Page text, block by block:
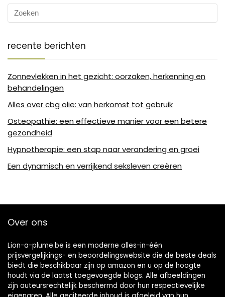
recente berichten
Zonnevlekken in het gezicht: oorzaken, herkenning en
behandelingen
Alles over cbg olie: van herkomst tot gebruik
Osteopathie: een effectieve manier voor een betere
gezondheid
Hypnotherapie: een stap naar verandering en groei
Een dynamisch en verrijkend seksleven creëren
Over ons
Lion-a-plume.be is een moderne alles-in-één
prijsvergelijkings- en beoordelingswebsite die de beste deals
biedt die beschikbaar zijn op amazon en u op de hoogte
houdt via de laatst toegevoegde blogs. Alle afbeeldingen
zijn auteursrechtelijk beschermd door hun respectievelijke
eigenaren. Alle geciteerde inhoud is afgeleid van hun